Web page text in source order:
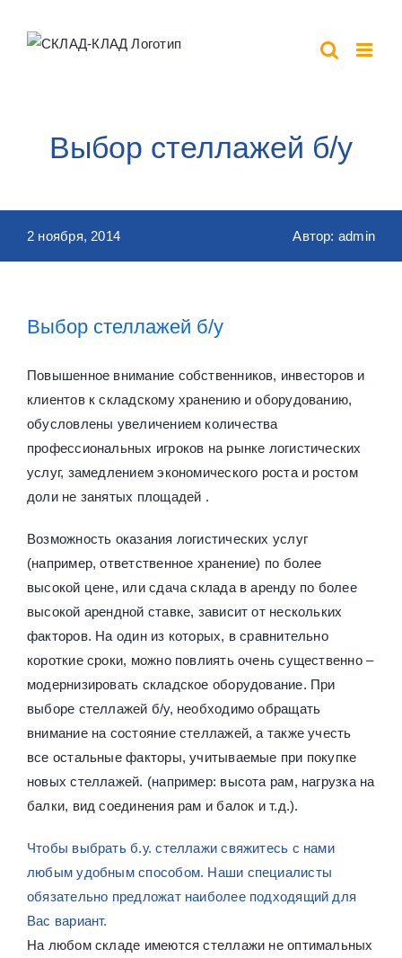
Выбор стеллажей б/у
2 ноября, 2014 Автор: admin
Выбор стеллажей б/у
Повышенное внимание собственников, инвесторов и
клиентов к складскому хранению и оборудованию,
обусловлены увеличением количества
профессиональных игроков на рынке логистических
услуг, замедлением экономического роста и ростом
доли не занятых площадей .
Возможность оказания логистических услуг
(например, ответственное хранение) по более
высокой цене, или сдача склада в аренду по более
высокой арендной ставке, зависит от нескольких
факторов. На один из которых, в сравнительно
короткие сроки, можно повлиять очень существенно –
модернизировать складское оборудование. При
выборе стеллажей б/у, необходимо обращать
внимание на состояние стеллажей, а также учесть
все остальные факторы, учитываемые при покупке
новых стеллажей. (например: высота рам, нагрузка на
балки, вид соединения рам и балок и т.д.).
Чтобы выбрать б.у. стеллажи свяжитесь с нами
любым удобным способом. Наши специалисты
обязательно предложат наиболее подходящий для
Вас вариант.
На любом складе имеются стеллажи не оптимальных